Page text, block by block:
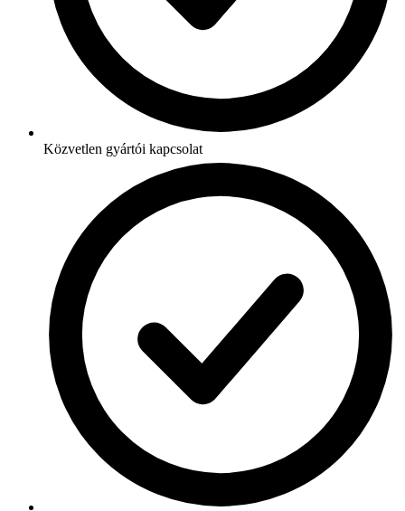
Közvetlen gyártói kapcsolat